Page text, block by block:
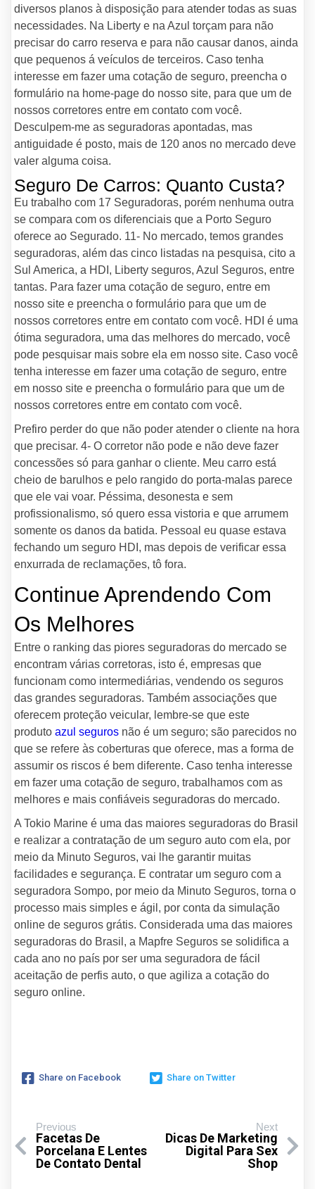
diversos planos à disposição para atender todas as suas
necessidades. Na Liberty e na Azul torçam para não
precisar do carro reserva e para não causar danos, ainda
que pequenos á veículos de terceiros. Caso tenha
interesse em fazer uma cotação de seguro, preencha o
formulário na home-page do nosso site, para que um de
nossos corretores entre em contato com você.
Desculpem-me as seguradoras apontadas, mas
antiguidade é posto, mais de 120 anos no mercado deve
valer alguma coisa.
Seguro De Carros: Quanto Custa?
Eu trabalho com 17 Seguradoras, porém nenhuma outra
se compara com os diferenciais que a Porto Seguro
oferece ao Segurado. 11- No mercado, temos grandes
seguradoras, além das cinco listadas na pesquisa, cito a
Sul America, a HDI, Liberty seguros, Azul Seguros, entre
tantas. Para fazer uma cotação de seguro, entre em
nosso site e preencha o formulário para que um de
nossos corretores entre em contato com você. HDI é uma
ótima seguradora, uma das melhores do mercado, você
pode pesquisar mais sobre ela em nosso site. Caso você
tenha interesse em fazer uma cotação de seguro, entre
em nosso site e preencha o formulário para que um de
nossos corretores entre em contato com você.
Prefiro perder do que não poder atender o cliente na hora
que precisar. 4- O corretor não pode e não deve fazer
concessões só para ganhar o cliente. Meu carro está
cheio de barulhos e pelo rangido do porta-malas parece
que ele vai voar. Péssima, desonesta e sem
profissionalismo, só quero essa vistoria e que arrumem
somente os danos da batida. Pessoal eu quase estava
fechando um seguro HDI, mas depois de verificar essa
enxurrada de reclamações, tô fora.
Continue Aprendendo Com
Os Melhores
Entre o ranking das piores seguradoras do mercado se
encontram várias corretoras, isto é, empresas que
funcionam como intermediárias, vendendo os seguros
das grandes seguradoras. Também associações que
oferecem proteção veicular, lembre-se que este
produto azul seguros não é um seguro; são parecidos no
que se refere às coberturas que oferece, mas a forma de
assumir os riscos é bem diferente. Caso tenha interesse
em fazer uma cotação de seguro, trabalhamos com as
melhores e mais confiáveis seguradoras do mercado.
A Tokio Marine é uma das maiores seguradoras do Brasil
e realizar a contratação de um seguro auto com ela, por
meio da Minuto Seguros, vai lhe garantir muitas
facilidades e segurança. E contratar um seguro com a
seguradora Sompo, por meio da Minuto Seguros, torna o
processo mais simples e ágil, por conta da simulação
online de seguros grátis. Considerada uma das maiores
seguradoras do Brasil, a Mapfre Seguros se solidifica a
cada ano no país por ser uma seguradora de fácil
aceitação de perfis auto, o que agiliza a cotação do
seguro online.
Share on Facebook Share on Twitter
Previous
Facetas De
Porcelana E Lentes
De Contato Dental
Next
Dicas De Marketing
Digital Para Sex
Shop